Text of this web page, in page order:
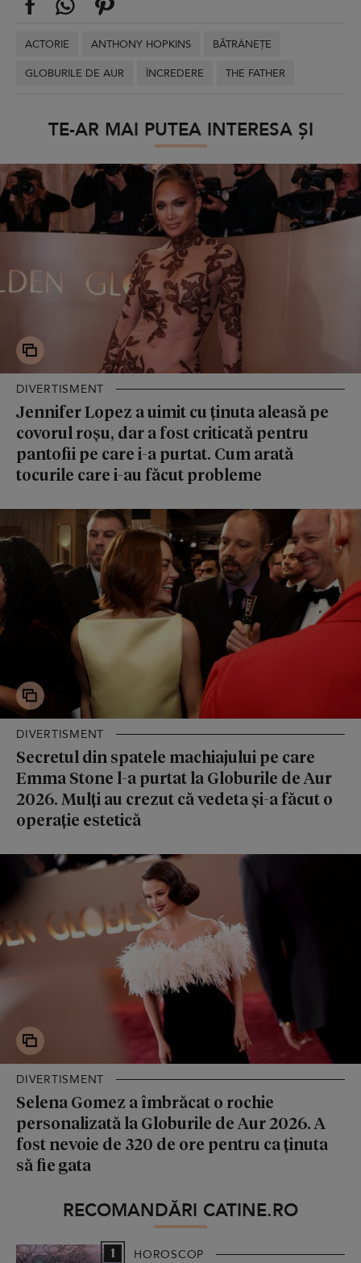
ACTORIE ANTHONY HOPKINS
BĂTRÂNEȚE
GLOBURILE DE AUR
ÎNCREDERE THE FATHER
TE-AR MAI PUTEA INTERESA ȘI
DIVERTISMENT
Jennifer Lopez a uimit cu ținuta aleasă pe
covorul roșu, dar a fost criticată pentru
pantofii pe care i-a purtat. Cum arată
tocurile care i-au făcut probleme
DIVERTISMENT
Secretul din spatele machiajului pe care
Emma Stone l-a purtat la Globurile de Aur
2026. Mulți au crezut că vedeta și-a făcut o
operație estetică
DIVERTISMENT
Selena Gomez a îmbrăcat o rochie
personalizată la Globurile de Aur 2026. A
fost nevoie de 320 de ore pentru ca ținuta
să fie gata
RECOMANDĂRI CATINE.RO
1 HOROSCOP